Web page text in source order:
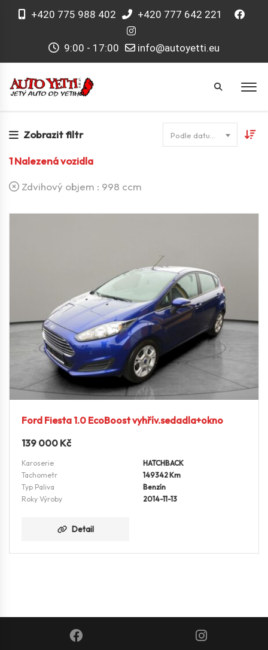
+420 775 988 402 +420 777 642 221
9:00 - 17:00 info@autoyetti.eu
Zobrazit filtr
1Nalezená vozidla
Zdvihový objem : 998 ccm
Ford Fiesta 1.0 EcoBoost vyhřív.sedadla+okno
139 000 Kč
Karoserie
HATCHBACK
Tachometr
149342 Km
Typ Paliva
Benzín
Roky Výroby
2014-11-13
Detail